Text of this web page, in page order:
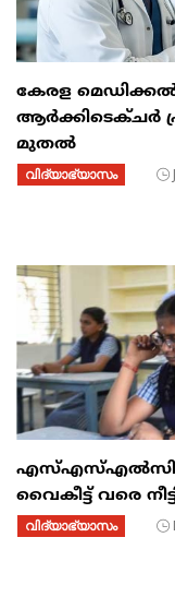
കേരള
ആർക്കിടെക്ചർ
മുതൽ
വിദ്യാഭ്യാസം
എസ്എസ്എൽസി
വൈകീട്ട് വരെ
വിദ്യാഭ്യാസം